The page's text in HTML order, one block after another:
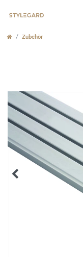
Zubehör